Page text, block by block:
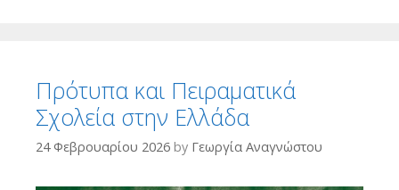
Πρότυπα και Πειραματικά
Σχολεία στην Ελλάδα
24 Φεβρουαρίου 2026 by Γεωργία Αναγνώστου